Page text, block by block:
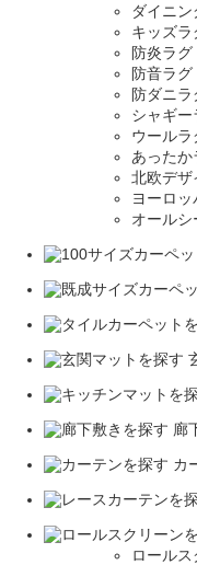
ダイニ
キッズラ
防炎ラグ
防音ラグ
防ダニラ
シャギー
ウールラ
あったか
北欧デザ
ヨーロ
オールシ
廊
カ
ロール